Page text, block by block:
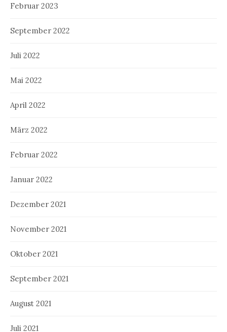
Februar 2023
September 2022
Juli 2022
Mai 2022
April 2022
März 2022
Februar 2022
Januar 2022
Dezember 2021
November 2021
Oktober 2021
September 2021
August 2021
Juli 2021